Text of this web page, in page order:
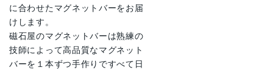
に合わせたマグネットバーをお届
けします。
磁石屋のマグネットバーは熟練の
技師によって高品質なマグネット
バーを１本ずつ手作りですべて日